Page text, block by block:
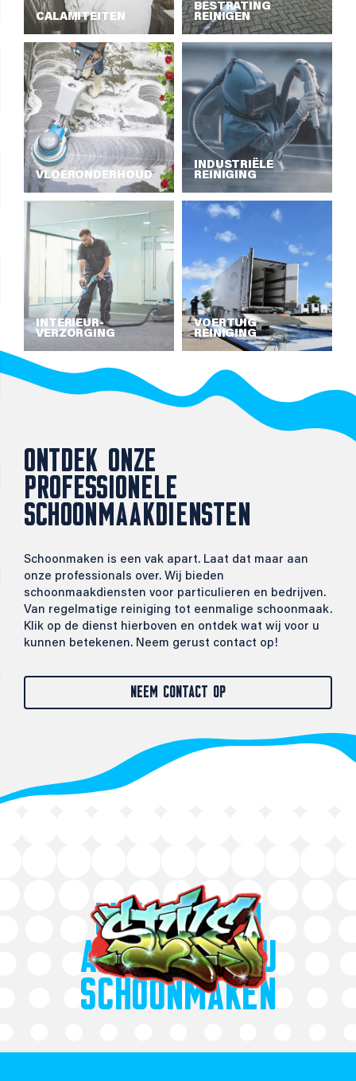
CALAMITEITEN
BESTRATING
REINIGEN
VLOERONDERHOUD
INDUSTRIËLE
REINIGING
INTERIEUR­
VERZORGING
VOERTUIG
REINIGING
ONTDEK ONZE
PROFESSIONELE
SCHOONMAAKDIENSTEN
Schoonmaken is een vak apart. Laat dat maar aan
onze professionals over. Wij bieden
schoonmaakdiensten voor particulieren en bedrijven.
Van regelmatige reiniging tot eenmalige schoonmaak.
Klik op de dienst hierboven en ontdek wat wij voor u
kunnen betekenen. Neem gerust contact op!
NEEM CONTACT OP
WIJ KUNNEN
ALLES VOOR U
SCHOONMAKEN